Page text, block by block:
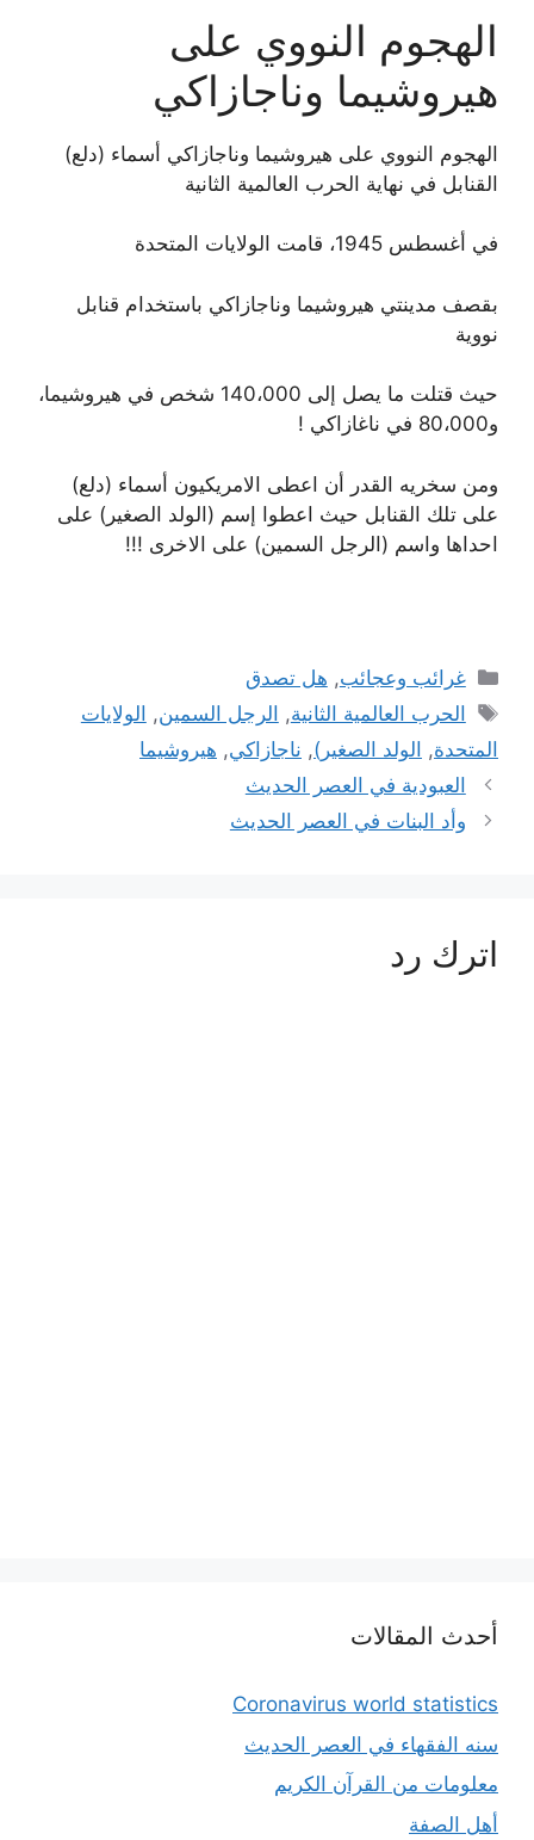
الهجوم النووي على
هيروشيما وناجازاكي
الهجوم النووي على هيروشيما وناجازاكي أسماء (دلع)
القنابل في نهاية الحرب العالمية الثانية
في أغسطس 1945، قامت الولايات المتحدة
بقصف مدينتي هيروشيما وناجازاكي باستخدام قنابل
نووية
حيث قتلت ما يصل إلى 140،000 شخص في هيروشيما،
و80،000 في ناغازاكي !
ومن سخريه القدر أن اعطى الامريكيون أسماء (دلع)
على تلك القنابل حيث اعطوا إسم (الولد الصغير) على
احداها واسم (الرجل السمين) على الاخرى !!!
التصنيفات
غرائب وعجائب, هل تصدق
الوسوم
الحرب العالمية الثانية, الرجل السمين, الولايات
المتحدة, الولد الصغير), ناجازاكي, هيروشيما
العبودية في العصر الحديث
وأد البنات في العصر الحديث
اترك رد
أحدث المقالات
Coronavirus world statistics
سنه الفقهاء في العصر الحديث
معلومات من القرآن الكريم
أهل الصفة